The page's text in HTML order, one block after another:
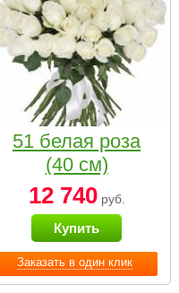
Заказать в один клик
51 белая роза
(40 см)
12 740руб.
Купить